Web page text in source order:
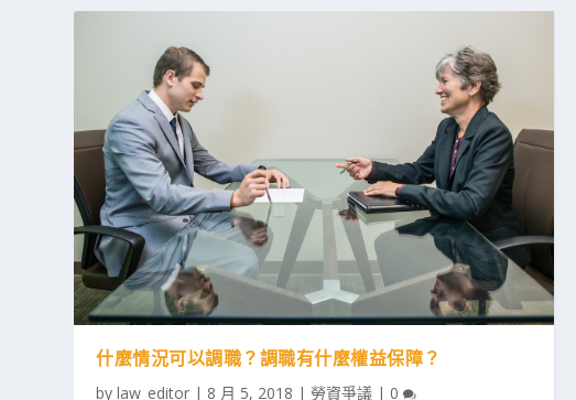
什麼情況可以調職？調職有什麼權益保障？
bylaw_editor | 8 月 5, 2018 | 勞資爭議 | 0